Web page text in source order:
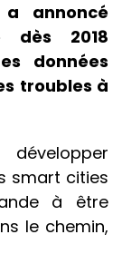
annoncé
2018
données
troubles à
smart cities
à être
le chemin,